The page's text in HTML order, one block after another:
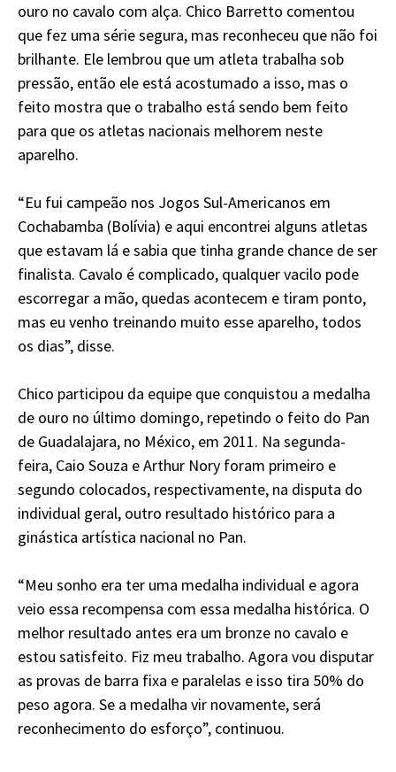
ouro no cavalo com alça. Chico Barretto comentou
que fez uma série segura, mas reconheceu que não foi
brilhante. Ele lembrou que um atleta trabalha sob
pressão, então ele está acostumado a isso, mas o
feito mostra que o trabalho está sendo bem feito
para que os atletas nacionais melhorem neste
aparelho.
“Eu fui campeão nos Jogos Sul-Americanos em
Cochabamba (Bolívia) e aqui encontrei alguns atletas
que estavam lá e sabia que tinha grande chance de ser
finalista. Cavalo é complicado, qualquer vacilo pode
escorregar a mão, quedas acontecem e tiram ponto,
mas eu venho treinando muito esse aparelho, todos
os dias”, disse.
Chico participou da equipe que conquistou a medalha
de ouro no último domingo, repetindo o feito do Pan
de Guadalajara, no México, em 2011. Na segunda-
feira, Caio Souza e Arthur Nory foram primeiro e
segundo colocados, respectivamente, na disputa do
individual geral, outro resultado histórico para a
ginástica artística nacional no Pan.
“Meu sonho era ter uma medalha individual e agora
veio essa recompensa com essa medalha histórica. O
melhor resultado antes era um bronze no cavalo e
estou satisfeito. Fiz meu trabalho. Agora vou disputar
as provas de barra fixa e paralelas e isso tira 50% do
peso agora. Se a medalha vir novamente, será
reconhecimento do esforço”, continuou.